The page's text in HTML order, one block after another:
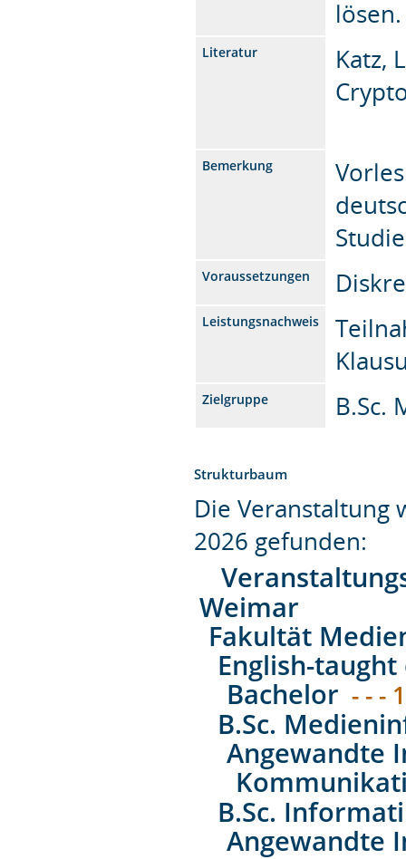
lösen.
Literatur
Katz,
Bemerkung
Voraussetzungen
Leistungsnachweis
Zielgruppe B.Sc.
Strukturbaum
Die Veranstaltung
2026 gefunden:
Weimar
Fakultät
English-
Bachelor - - - 1
B.Sc.
Angewandte
B.Sc.
Angewandte